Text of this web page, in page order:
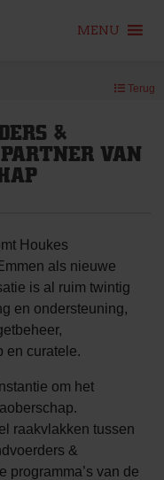
MENU
Terug
&
VAN
Houkes
als nieuwe
is al ruim twintig
en ondersteuning,
en curatele.
om het
raakvlakken tussen
&
programma’s van de